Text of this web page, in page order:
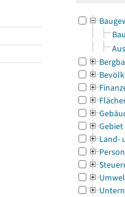
Gebiet
Land-